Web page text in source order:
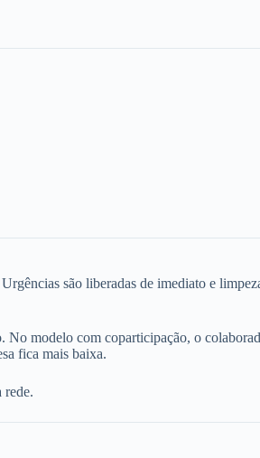
são liberadas de imediato e
No modelo com coparticipação, o
fica mais baixa.
rede.